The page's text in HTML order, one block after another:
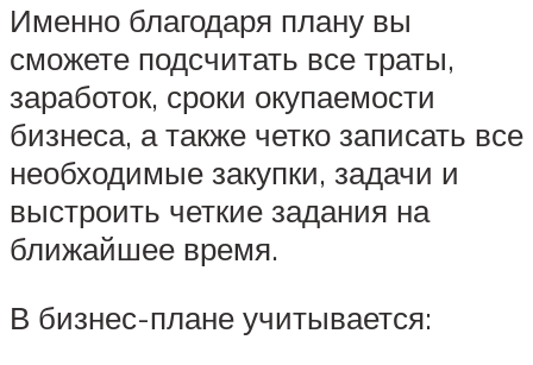
Именно благодаря плану вы
сможете подсчитать все траты,
заработок, сроки окупаемости
бизнеса, а также четко записать все
необходимые закупки, задачи и
выстроить четкие задания на
ближайшее время.
В бизнес-плане учитывается: